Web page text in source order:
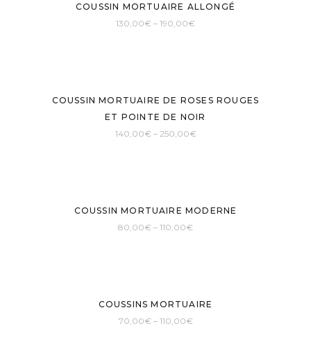
COUSSIN MORTUAIRE ALLONGÉ
130,00€ – 190,00€
COUSSIN MORTUAIRE DE ROSES ROUGES
ET POINTE DE NOIR
140,00€ – 250,00€
COUSSIN MORTUAIRE MODERNE
80,00€ – 110,00€
COUSSINS MORTUAIRE
70,00€ – 110,00€